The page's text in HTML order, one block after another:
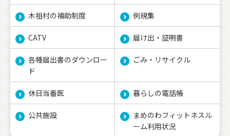
木祖村の補助制度 例規集
CATV 届け出・証明書
各種届出書のダウンロー
ド
ごみ・リサイクル
休日当番医 暮らしの電話帳
公共施設
まめのわフィットネスル
ーム利用状況